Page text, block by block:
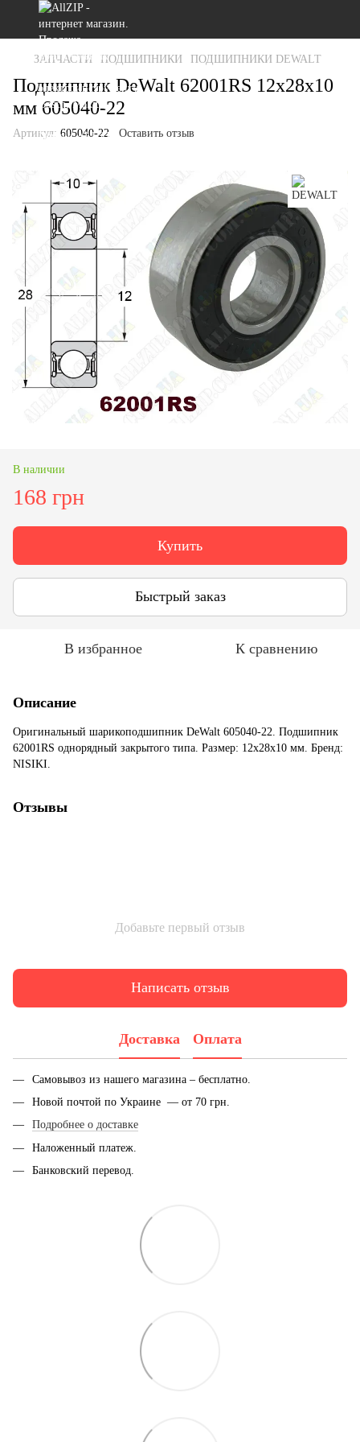
ЗАПЧАСТИ ПОДШИПНИКИ ПОДШИПНИКИ DEWALT
Подшипник DeWalt 62001RS 12x28x10
мм 605040-22
Артикул: 605040-22 Оставить отзыв
В наличии
168 грн
Купить
Быстрый заказ
В избранное К сравнению
Описание
Оригинальный шарикоподшипник DeWalt 605040-22. Подшипник
62001RS однорядный закрытого типа. Размер: 12x28x10 мм. Бренд:
NISIKI.
Отзывы
Добавьте первый отзыв
Написать отзыв
Доставка Оплата
Самовывоз из нашего магазина – бесплатно.
Новой почтой по Украине — от 70 грн.
Подробнее о доставке
Наложенный платеж.
Банковский перевод.